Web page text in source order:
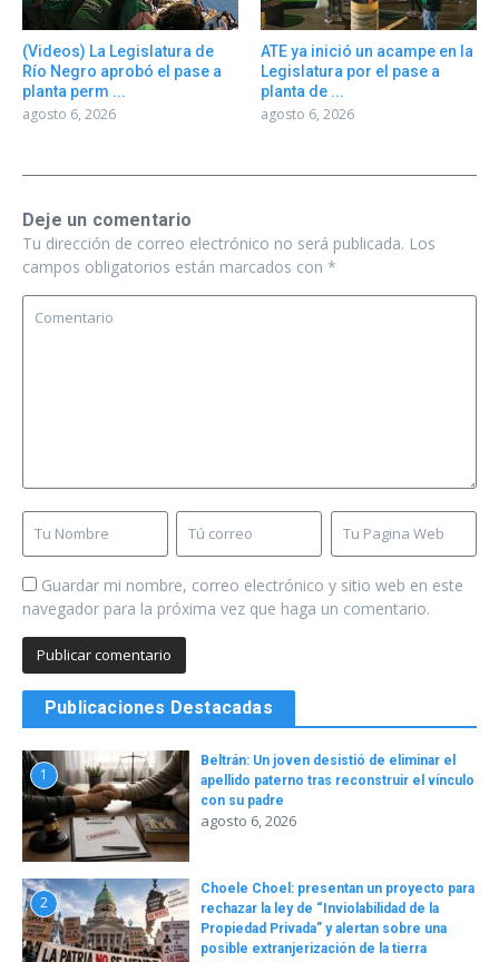
(Videos) La Legislatura de
Río Negro aprobó el pase a
planta perm ...
agosto 6, 2026
ATE ya inició un acampe en la
Legislatura por el pase a
planta de ...
agosto 6, 2026
Deje un comentario
Tu dirección de correo electrónico no será publicada. Los
campos obligatorios están marcados con *
Guardar mi nombre, correo electrónico y sitio web en este
navegador para la próxima vez que haga un comentario.
Publicaciones Destacadas
1
Beltrán: Un joven desistió de eliminar el
apellido paterno tras reconstruir el vínculo
con su padre
agosto 6, 2026
2
Choele Choel: presentan un proyecto para
rechazar la ley de “Inviolabilidad de la
Propiedad Privada” y alertan sobre una
posible extranjerización de la tierra